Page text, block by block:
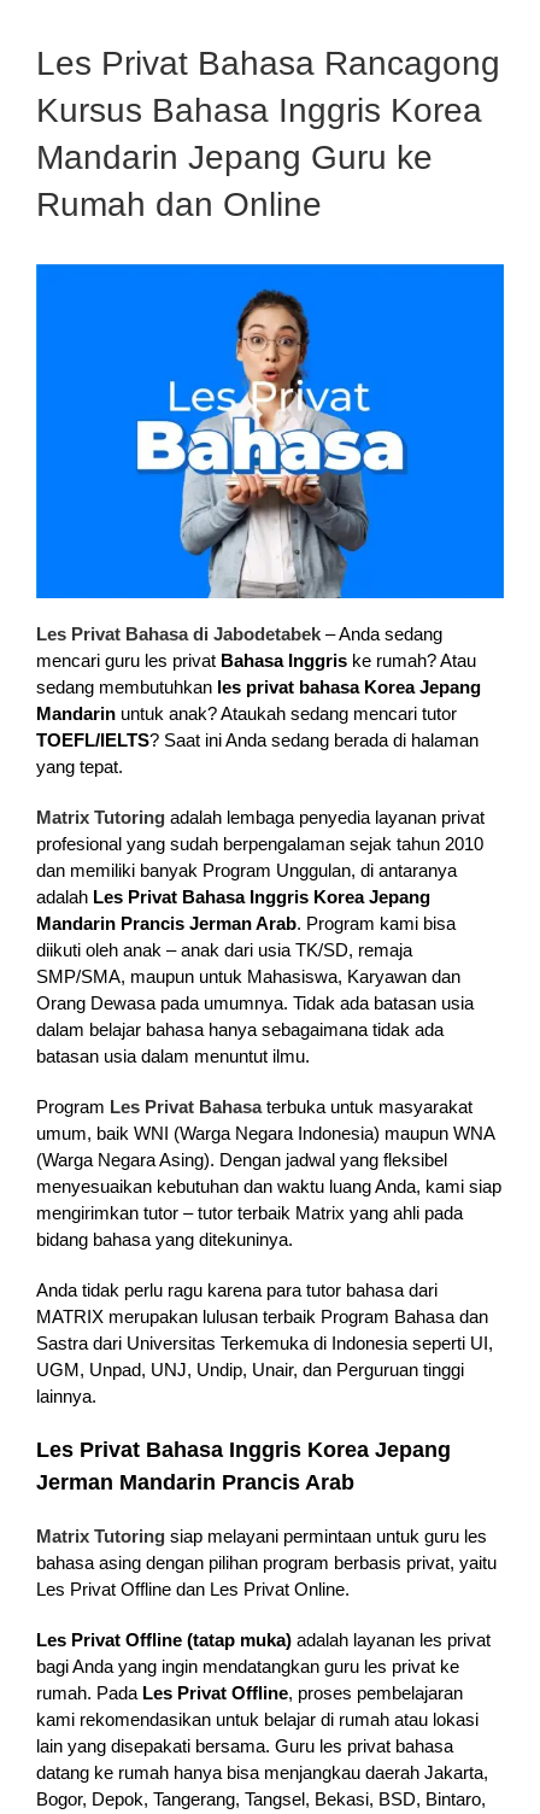
Les Privat Bahasa Rancagong
Kursus Bahasa Inggris Korea
Mandarin Jepang Guru ke
Rumah dan Online
Les Privat Bahasa di Jabodetabek – Anda sedang
mencari guru les privat Bahasa Inggris ke rumah? Atau
sedang membutuhkan les privat bahasa Korea Jepang
Mandarin untuk anak? Ataukah sedang mencari tutor
TOEFL/IELTS? Saat ini Anda sedang berada di halaman
yang tepat.
Matrix Tutoring adalah lembaga penyedia layanan privat
profesional yang sudah berpengalaman sejak tahun 2010
dan memiliki banyak Program Unggulan, di antaranya
adalah Les Privat Bahasa Inggris Korea Jepang
Mandarin Prancis Jerman Arab. Program kami bisa
diikuti oleh anak – anak dari usia TK/SD, remaja
SMP/SMA, maupun untuk Mahasiswa, Karyawan dan
Orang Dewasa pada umumnya. Tidak ada batasan usia
dalam belajar bahasa hanya sebagaimana tidak ada
batasan usia dalam menuntut ilmu.
Program Les Privat Bahasaterbuka untuk masyarakat
umum, baik WNI (Warga Negara Indonesia) maupun WNA
(Warga Negara Asing). Dengan jadwal yang fleksibel
menyesuaikan kebutuhan dan waktu luang Anda, kami siap
mengirimkan tutor – tutor terbaik Matrix yang ahli pada
bidang bahasa yang ditekuninya.
Anda tidak perlu ragu karena para tutor bahasa dari
MATRIX merupakan lulusan terbaik Program Bahasa dan
Sastra dari Universitas Terkemuka di Indonesia seperti UI,
UGM, Unpad, UNJ, Undip, Unair, dan Perguruan tinggi
lainnya.
Les Privat Bahasa Inggris Korea Jepang
Jerman Mandarin Prancis Arab
Matrix Tutoring siap melayani permintaan untuk guru les
bahasa asing dengan pilihan program berbasis privat, yaitu
Les Privat Offline dan Les Privat Online.
Les Privat Offline (tatap muka) adalah layanan les privat
bagi Anda yang ingin mendatangkan guru les privat ke
rumah. Pada Les Privat Offline, proses pembelajaran
kami rekomendasikan untuk belajar di rumah atau lokasi
lain yang disepakati bersama. Guru les privat bahasa
datang ke rumah hanya bisa menjangkau daerah Jakarta,
Bogor, Depok, Tangerang, Tangsel, Bekasi, BSD, Bintaro,